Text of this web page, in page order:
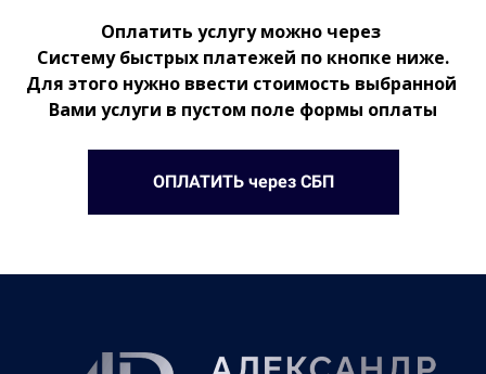
Оплатить услугу можно через
Систему быстрых платежей по кнопке ниже.
Для этого нужно ввести стоимость выбранной
Вами услуги в пустом поле формы оплаты
ОПЛАТИТЬ через СБП